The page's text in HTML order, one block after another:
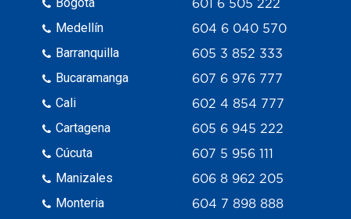
Medellín
Barranquilla
Bucaramanga
Cali
Cartagena
Cúcuta
Manizales
Monteria
601 6 505 222
604 6 040 570
605 3 852 333
607 6 976 777
602 4 854 777
605 6 945 222
607 5 956 111
606 8 962 205
604 7 898 888